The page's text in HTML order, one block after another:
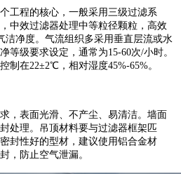
工程的核心，一般采用三级过滤系
中效过滤器处理中等粒径颗粒，高效
洁净度。气流组织多采用垂直层流或水
等级要求设定，通常为15-60次/小时。
制在22±2℃，相对湿度45%-65%。
，表面光滑、不产尘、易清洁。墙面
处理。吊顶材料要与过滤器框架匹
封性好的型材，建议使用铝合金材
，防止空气泄漏。